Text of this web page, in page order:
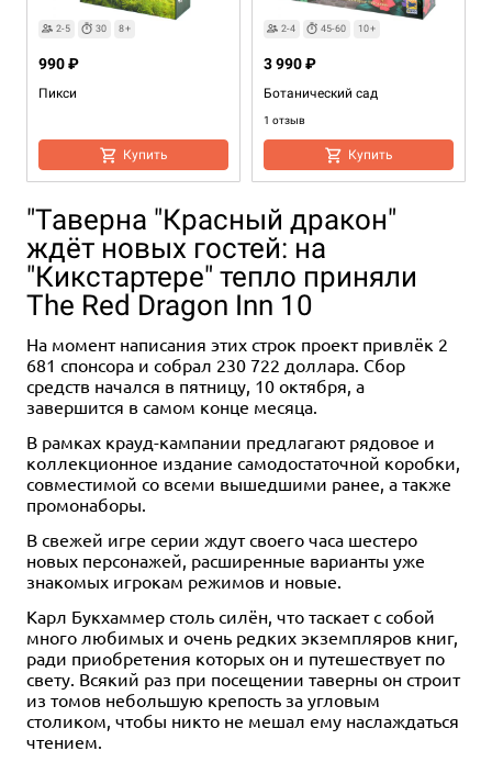
2-5 30 8+
Пикси
990 ₽
Купить
2-4 45-60 10+
Ботанический сад
1 отзыв
3 990 ₽
Купить
2-4 45-75 14+
Комета
3 990 ₽
Уведомить о наличии
Хит 2-4 30-45 8+
Море, соль, бумага
8 отзывов
990 ₽
Дополнение 2-4 30+ 8+
Море, соль, бумага: Больше
соли
1 отзыв
350 ₽
2-5 60 10+
Смешанный лес
1 отзыв
2 490 ₽
Дополнение 2-5 60 10+
Смешанный лес: Альпы
999 ₽
Купить
1-4 60-90 12+
Белый замок
3 отзыва
3 890 ₽
1-4 60-120 12+
Сабика
3 493 ₽ 4 990 ₽ -30%
Купить
1-4 90 14+
Побег из Вистара
5 750 ₽
Уведомить о наличии
"Таверна "Красный дракон"
ждёт новых гостей: на
"Кикстартере" тепло приняли
The Red Dragon Inn 10
На момент написания этих строк проект привлёк 2
681 спонсора и собрал 230 722 доллара. Сбор
средств начался в пятницу, 10 октября, а
завершится в самом конце месяца.
В рамках крауд-кампании предлагают рядовое и
коллекционное издание самодостаточной коробки,
совместимой со всеми вышедшими ранее, а также
промонаборы.
В свежей игре серии ждут своего часа шестеро
новых персонажей, расширенные варианты уже
знакомых игрокам режимов и новые.
Карл Букхаммер столь силён, что таскает с собой
много любимых и очень редких экземпляров книг,
ради приобретения которых он и путешествует по
свету. Всякий раз при посещении таверны он строит
из томов небольшую крепость за угловым
столиком, чтобы никто не мешал ему наслаждаться
чтением.